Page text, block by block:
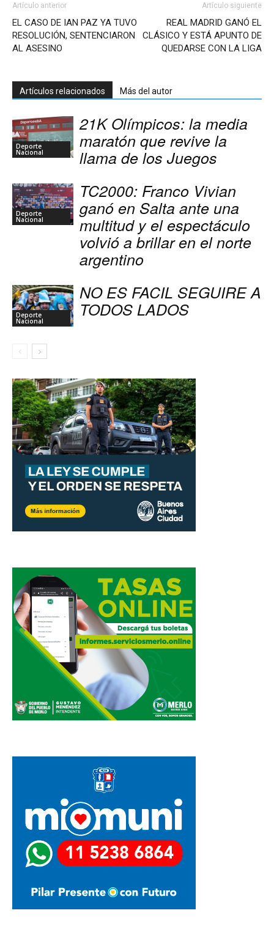
Artículo anterior
EL CASO DE IAN PAZ YA TUVO
RESOLUCIÓN, SENTENCIARON
AL ASESINO
Artículo siguiente
REAL MADRID GANÓ EL
CLÁSICO Y ESTÁ APUNTO DE
QUEDARSE CON LA LIGA
Artículos relacionados Más del autor
Deporte
Nacional
21K Olímpicos: la media
maratón que revive la
llama de los Juegos
Deporte
Nacional
TC2000: Franco Vivian
ganó en Salta ante una
multitud y el espectáculo
volvió a brillar en el norte
argentino
Deporte
Nacional
NO ES FACIL SEGUIRE A
TODOS LADOS